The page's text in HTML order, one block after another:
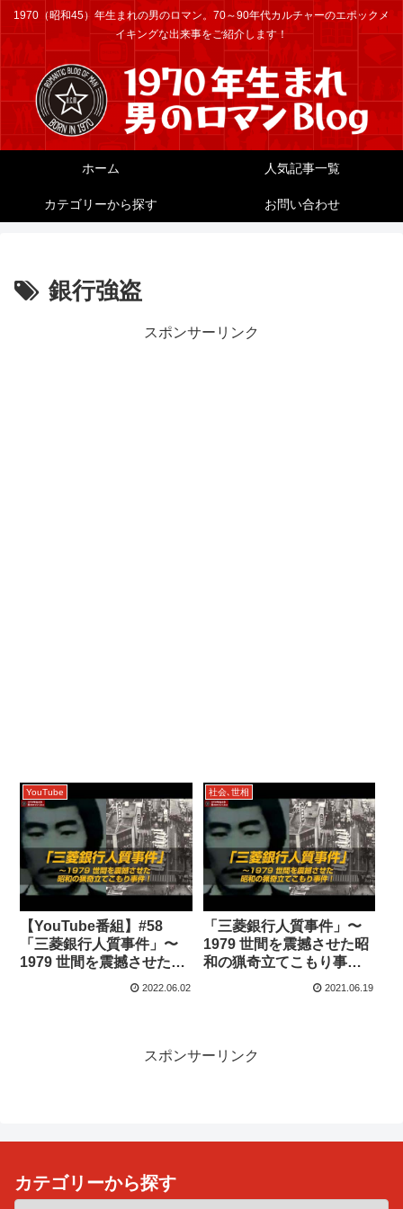
1970（昭和45）年生まれの男のロマン。70～90年代カルチャーのエポックメ
イキングな出来事をご紹介します！
ホーム 人気記事一覧
カテゴリーから探す お問い合わせ
銀行強盗
スポンサーリンク
YouTube
【YouTube番組】#58
「三菱銀行人質事件」〜
1979 世間を震撼させた、
昭和の猟奇立てこもり事
2022.06.02
社会､世相
「三菱銀行人質事件」〜
1979 世間を震撼させた昭
和の猟奇立てこもり事
2021.06.19
スポンサーリンク
カテゴリーから探す